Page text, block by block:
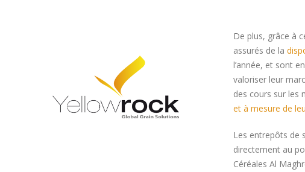
De plus, grâce à
assurés de la
l’année, et sont
valoriser leur
des cours sur les
et à mesure de
Les entrepôts de
directement au
Céréales Al